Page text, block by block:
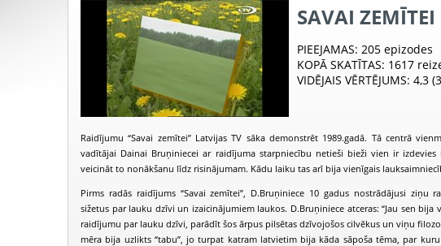
SAVAI ZEMĪTEI
PIEEJAMAS: 205 epizodes
KOPĀ SKATĪTAS: 1617
VIDĒJAIS VĒRTĒJUMS: 4,3
Raidījumu “Savai zemītei” Latvijas TV sāka demonstrēt 1989.gadā. Tā centrā
vadītājai Dainai Bruņiniecei ar raidījuma starpniecību netieši bieži vien ir
veicināt to nonākšanu līdz risinājumam. Kādu laiku tas arī bija vienīgais
Pirms radās raidījums “Savai zemītei”, D.Bruņiniece 10 gadus nostrādājusi ziņu
sižetus par lauku dzīvi un izaicinājumiem laukos. D.Bruņiniece atceras: “Jau sen bija
raidījumu par lauku dzīvi, parādīt šos ārpus pilsētas dzīvojošos cilvēkus un viņu
mēra bija uzlikts “tabu”, jo turpat katram latvietim bija kāda sāpoša tēma, par